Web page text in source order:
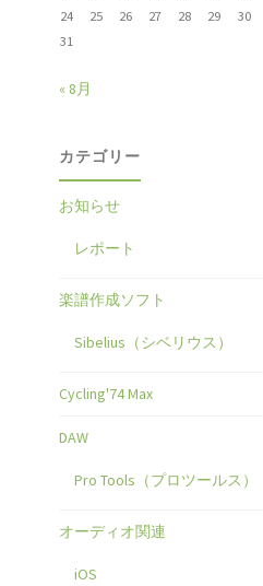
24
25 26 27 28 29
30
31
« 8月
カテゴリー
お知らせ
レポート
楽譜作成ソフト
Sibelius（シベリウス）
Cycling'74 Max
DAW
Pro Tools（プロツールス）
オーディオ関連
iOS